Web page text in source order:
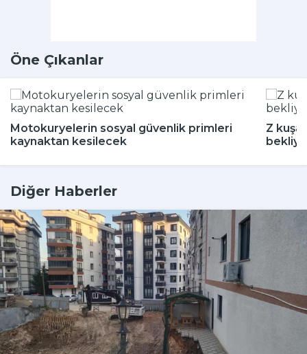
Öne Çıkanlar
Motokuryelerin sosyal güvenlik primleri
kaynaktan kesilecek
Z
Diğer Haberler